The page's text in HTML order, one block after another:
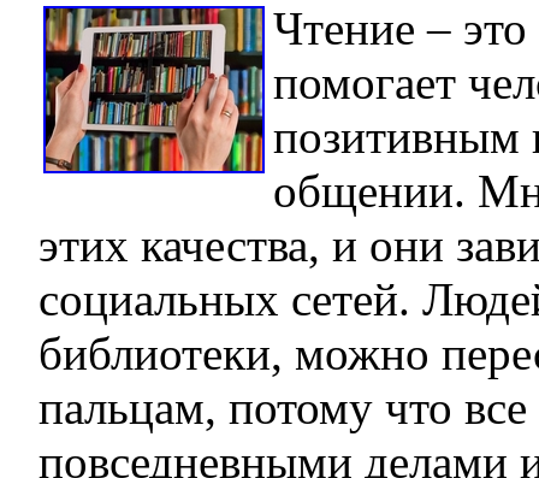
Чтение –
помогает
позитивным
общении.
этих качества, и они
социальных сетей.
библиотеки, можно
пальцам, потому что
повседневными делами